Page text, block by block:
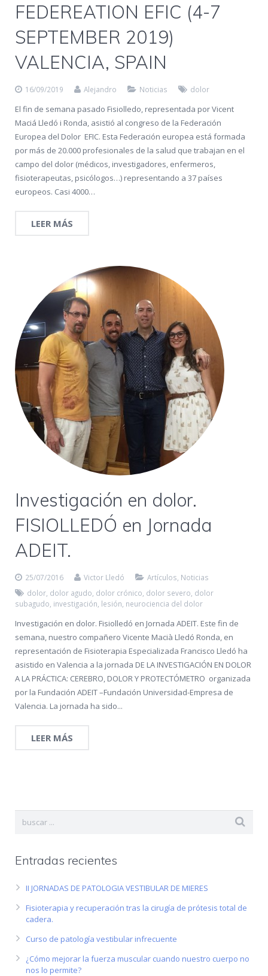
FEDEREATION EFIC (4-7
SEPTEMBER 2019)
VALENCIA, SPAIN
16/09/2019 Alejandro Noticias dolor
El fin de semana pasado Fisiolledo, representada por Vicent
Maciá Lledó i Ronda, asistió al congreso de la Federación
Europea del Dolor EFIC. Esta Federación europea está formada
por más de 20.000 profesionales de la salud que trabajan en el
campo del dolor (médicos, investigadores, enfermeros,
fisioterapeutas, psicólogos…) representando a 37 países
europeos. Casi 4000…
LEER MÁS
Investigación en dolor.
FISIOLLEDÓ en Jornada
ADEIT.
25/07/2016 Victor Lledó Artículos Noticias
dolor dolor agudo dolor crónico dolor severo dolor
subagudo investigación lesión neurociencia del dolor
Investigación en dolor. Fisiolledó en Jornada ADEIT. Este fin de
semana, nuestro compañero Vicente Macià Lledó Ronda, en
representación de Fisioterapia Especializada Francisco Lledó ha
asistido en Valencia a la jornada DE LA INVESTIGACIÓN EN DOLOR
A LA PRÁCTICA: CEREBRO, DOLOR Y PROTECTÓMETRO organizada
por la Fundación ADEIT –Fundación Universidad-Empresa de
Valencia. La jornada ha sido...
LEER MÁS
Entradas recientes
II JORNADAS DE PATOLOGIA VESTIBULAR DE MIERES
Fisioterapia y recuperación tras la cirugía de prótesis total de
cadera.
Curso de patología vestibular infrecuente
¿Cómo mejorar la fuerza muscular cuando nuestro cuerpo no
nos lo permite?